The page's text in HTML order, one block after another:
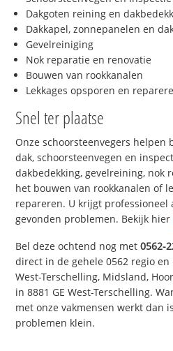
Dakgoten reining en
Dakkapel, zonnepanelen en
Gevelreiniging
Nok reparatie en renovatie
Bouwen van rookkanalen
Lekkages opsporen en
Snel ter plaatse
Onze schoorsteenvegers
dak, schoorsteenvegen en
dakbedekking, gevelreining, nok
het bouwen van rookkanalen of
repareren. U krijgt professioneel
gevonden problemen. Bekijk hier
Bel deze ochtend nog met0562-
direct in de gehele 0562 regio en
West-Terschelling, Midsland,
in 8881 GE West-Terschelling.
met onze vakmensen werkt dan
problemen klein.